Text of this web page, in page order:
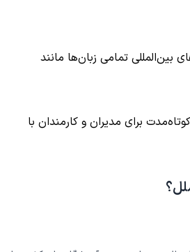
بین‌المللی تمامی زبان‌ها مانند
برای مدیران و کارمندان با